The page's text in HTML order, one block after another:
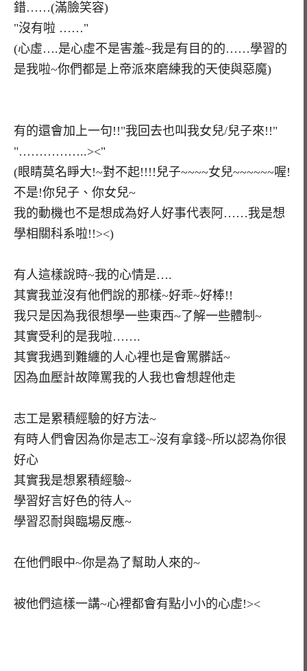
錯……(滿臉笑容)
"沒有啦 ……"
(心虛….是心虛不是害羞~我是有目的的……學習的
是我啦~你們都是上帝派來磨練我的天使與惡魔)
有的還會加上一句!!"我回去也叫我女兒/兒子來!!"
"……………..><"
(眼睛莫名睜大!~對不起!!!!兒子~~~~女兒~~~~~~喔!
不是!你兒子、你女兒~
我的動機也不是想成為好人好事代表阿……我是想
學相關科系啦!!><)
有人這樣說時~我的心情是….
其實我並沒有他們說的那樣~好乖~好棒!!
我只是因為我很想學一些東西~了解一些體制~
其實受利的是我啦…….
其實我遇到難纏的人心裡也是會罵髒話~
因為血壓計故障罵我的人我也會想趕他走
志工是累積經驗的好方法~
有時人們會因為你是志工~沒有拿錢~所以認為你很
好心
其實我是想累積經驗~
學習好言好色的待人~
學習忍耐與臨場反應~
在他們眼中~你是為了幫助人來的~
被他們這樣一講~心裡都會有點小小的心虛!><